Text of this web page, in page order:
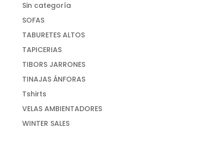
Sin categoría
SOFAS
TABURETES ALTOS
TAPICERIAS
TIBORS JARRONES
TINAJAS ÁNFORAS
Tshirts
VELAS AMBIENTADORES
WINTER SALES